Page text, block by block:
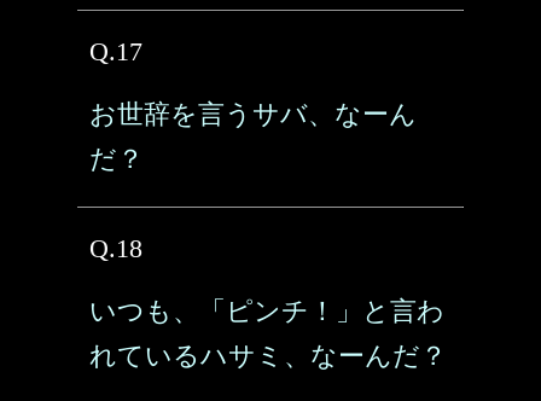
Q.17
お世辞を言うサバ、なーん
だ？
Q.18
いつも、「ピンチ！」と言わ
れているハサミ、なーんだ？